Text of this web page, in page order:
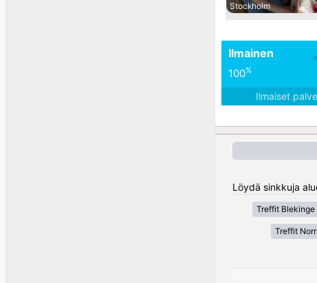
Stockholm
Ilmainen
100%
Ilmaiset
Löydä sinkkuja
Treffit Blekinge
Treffit